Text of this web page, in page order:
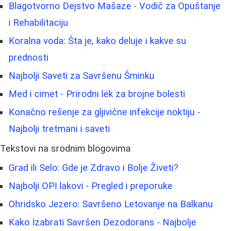
Blagotvorno Dejstvo Mašaze - Vodič za Opuštanje
i Rehabilitaciju
Koralna voda: Šta je, kako deluje i kakve su
prednosti
Najbolji Saveti za Savršenu Šminku
Med i cimet - Prirodni lek za brojne bolesti
Konačno rešenje za gljivične infekcije noktiju -
Najbolji tretmani i saveti
Tekstovi na srodnim blogovima
Grad ili Selo: Gde je Zdravo i Bolje Živeti?
Najbolji OPI lakovi - Pregled i preporuke
Ohridsko Jezero: Savršeno Letovanje na Balkanu
Kako Izabrati Savršen Dezodorans - Najbolje